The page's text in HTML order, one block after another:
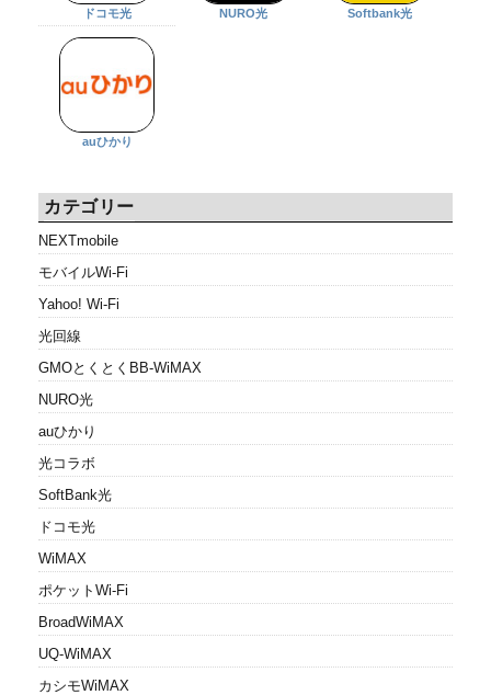
ドコモ光 NURO光 Softbank光
auひかり
カテゴリー
NEXTmobile
モバイルWi-Fi
Yahoo! Wi-Fi
光回線
GMOとくとくBB-WiMAX
NURO光
auひかり
光コラボ
SoftBank光
ドコモ光
WiMAX
ポケットWi-Fi
BroadWiMAX
UQ-WiMAX
カシモWiMAX